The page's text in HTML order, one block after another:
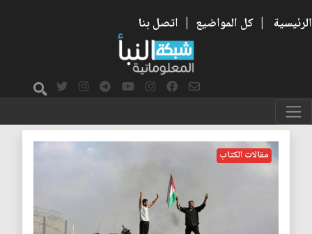
الرئيسية | كل المواضيع | اتصل بنا
طوفان الاقصى
مقالات الكتاب